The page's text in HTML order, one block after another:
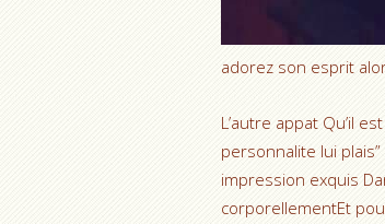
adorez son esprit
L’autre appat Qu’il
personnalite lui
impression exquis
corporellementEt